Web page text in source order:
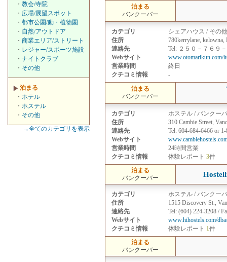
・ 教会/寺院
・ 広場/展望スポット
・ 都市公園/動・植物園
・ 自然/アウトドア
・ 商業エリア/ストリート
・ レジャー/スポーツ施設
・ ナイトクラブ
・ その他
泊まる
・ ホテル
・ ホステル
・ その他
→全てのカテゴリを表示
泊まる
バンクーバー
カテゴリ
シェアハウス / その
住所
780kerrylane, kelowna,
連絡先
Tel: ２５０－７６９
Webサイト
www.otomarikun.com/
営業時間
終日
クチコミ情報
-
泊まる
バンクーバー
カテゴリ
ホステル / バンクー
住所
310 Cambie Street,
連絡先
Tel: 604-684-6466 or
Webサイト
営業時間
24時間営業
クチコミ情報
体験レポート 3件
泊まる
バンクーバー
カテゴリ
ホステル / バンクー
住所
1515 Discovery St.,
連絡先
Tel: (604) 224-3208 /
Webサイト
www.hihostels.com/
クチコミ情報
体験レポート 1件
泊まる
バンクーバー